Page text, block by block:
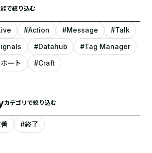
で絞り込む
#Action #Message
#Talk
#Datahub
#Tag Manager
ート #Craft
カテゴリで絞り込む
#終了